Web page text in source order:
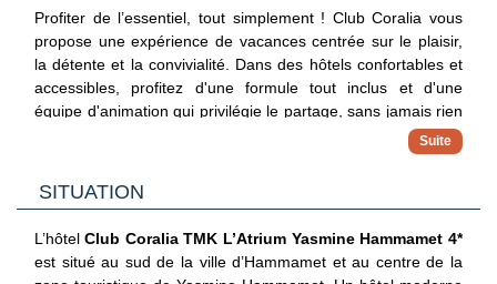
Profiter de l’essentiel, tout simplement ! Club Coralia vous
propose une expérience de vacances centrée sur le plaisir,
la détente et la convivialité. Dans des hôtels confortables et
accessibles, profitez d'une formule tout inclus et d'une
équipe d'animation qui privilégie le partage, sans jamais rien
imposer. Avec ce concept, vous vivez vos vacances à votre
Séjournez dans des adresses sélectionnées pour leur
confort, leur situation et leur bon rapport qualité/prix
✓ Formule tout inclus
Maîtrisez votre budget avec une offre complète incluant vols,
SITUATION
L’hôtel Club Coralia TMK L’Atrium Yasmine Hammamet 4*
est situé au sud de la ville d’Hammamet et au centre de la